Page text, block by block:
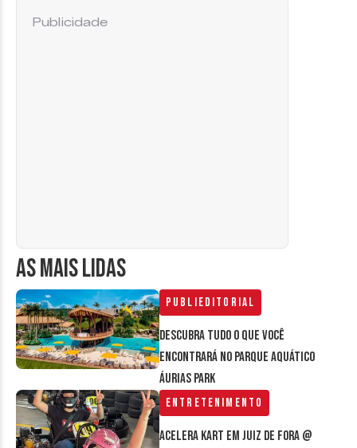
AS MAIS LIDAS
Publieditorial
Descubra tudo o que você
encontrará no parque aquático
Áurias Park
Entretenimento
Acelera Kart em Juiz de Fora @
Publicidade